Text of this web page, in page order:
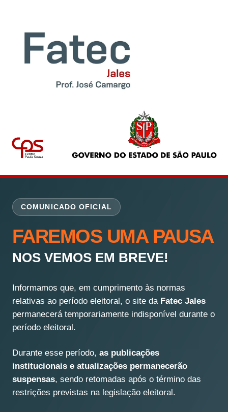
COMUNICADO OFICIAL
FAREMOS UMA PAUSA
NOS VEMOS EM BREVE!
Informamos que, em cumprimento às normas
relativas ao período eleitoral, o site da Fatec Jales
permanecerá temporariamente indisponível durante o
período eleitoral.
Durante esse período, as publicações
institucionais e atualizações permanecerão
suspensas, sendo retomadas após o término das
restrições previstas na legislação eleitoral.